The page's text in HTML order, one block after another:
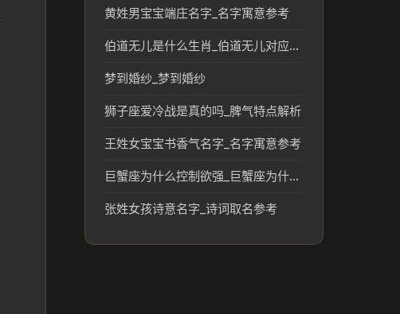
黄姓男宝宝端庄名字_名字寓意参考
伯道无儿是什么生肖_伯道无儿对应的生肖及文化解读
梦到婚纱_梦到婚纱
狮子座爱冷战是真的吗_脾气特点解析
王姓女宝宝书香气名字_名字寓意参考
巨蟹座为什么控制欲强_巨蟹座为什么控制欲强
张姓女孩诗意名字_诗词取名参考